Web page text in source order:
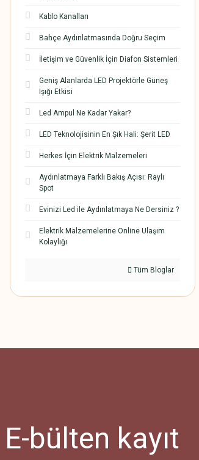
Kablo Kanalları
Bahçe Aydınlatmasında Doğru Seçim
İletişim ve Güvenlik İçin Diafon Sistemleri
Geniş Alanlarda LED Projektörle Güneş
Işığı Etkisi
Led Ampul Ne Kadar Yakar?
LED Teknolojisinin En Şık Hali: Şerit LED
Herkes İçin Elektrik Malzemeleri
Aydınlatmaya Farklı Bakış Açısı: Raylı
Spot
Evinizi Led ile Aydınlatmaya Ne Dersiniz ?
Elektrik Malzemelerine Online Ulaşım
Kolaylığı
Tüm Bloglar
E-bülten kayıt